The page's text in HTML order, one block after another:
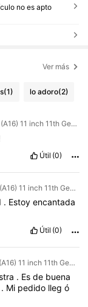
no es apto
Ver más
(1) lo adoro(2)
Color: Multicolor / Talla: iPad (A16) 11 inch 11th Generation 2025
Útil (0)
Color: Multicolor / Talla: iPad (A16) 11 inch 11th Generation 2025
. Estoy encantada
Útil (0)
Color: Multicolor / Talla: iPad (A16) 11 inch 11th Generation 2025
. Esde buena
. Mi pedido llegó